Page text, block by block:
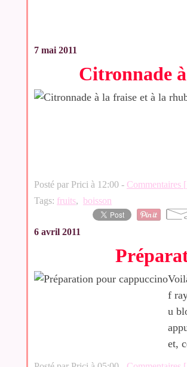
7 mai 2011
Citronnade
Posté par Prici à 12:00 - Commentaires [
Tags: fruits, boisson
6 avril 2011
f
u
et,